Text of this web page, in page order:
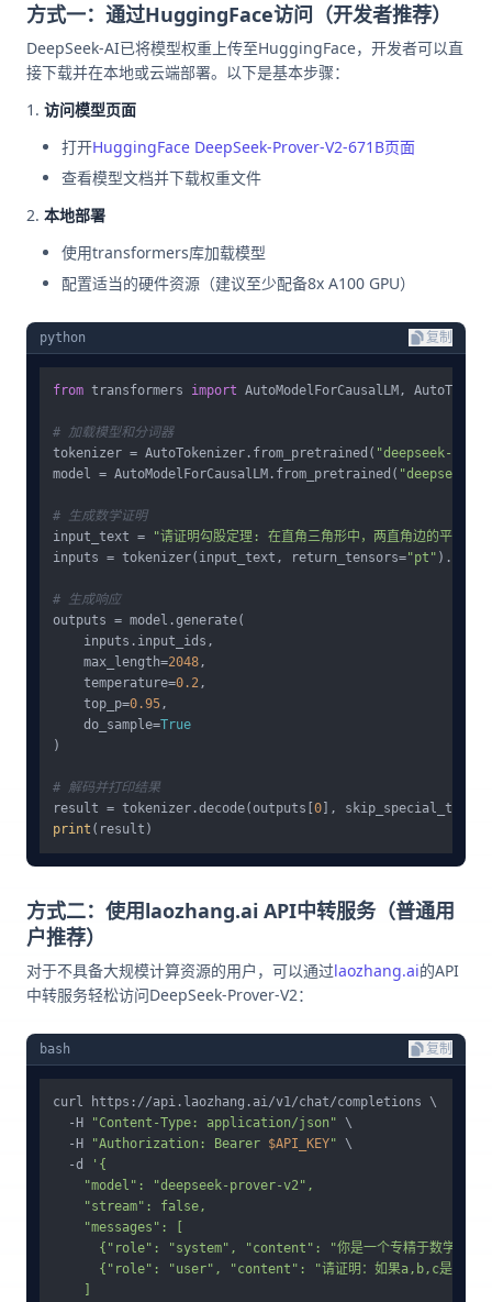
方式一：通过HuggingFace访问（开发者推荐）
DeepSeek-AI已将模型权重上传至HuggingFace，开发者可以直
接下载并在本地或云端部署。以下是基本步骤：
访问模型页面
打开HuggingFace DeepSeek-Prover-V2-671B页面
查看模型文档并下载权重文件
本地部署
使用transformers库加载模型
配置适当的硬件资源（建议至少配备8x A100 GPU）
python 复制
from transformers import AutoModelForCausalLM,
# 加载模型和分词器
tokenizer = AutoTokenizer.from_pretrained( "deepseek-ai/
model = AutoModelForCausalLM.from_pretrained( "deepseek-
# 生成数学证明
input_text =
"请证明勾股定理: 在直角三角形中，两直角边的平方和
inputs = tokenizer(input_text, return_tensors="pt" ).to(
# 生成响应
outputs = model.generate(
    inputs.input_ids,
    max_length=
2048,
    temperature=
0.2,
    top_p=
0.95,
    do_sample=
True
)
# 解码并打印结果
result = tokenizer.decode(outputs[ 0 ],
print
方式二：使用laozhang.ai API中转服务（普通用
户推荐）
对于不具备大规模计算资源的用户，可以通过laozhang.ai的API
中转服务轻松访问DeepSeek-Prover-V2：
bash 复制
curl https://api.laozhang.ai/v1/chat/completions \
  -H
"Content-Type: application/json" \
  -H
"Authorization: Bearer $API_KEY" \
  -d
'{
    "model": "deepseek-prover-v2",
    "stream": false,
    "messages": [
{"role": "system", "content": "你是一个专精于数学证明
{"role": "user", "content": "请证明：如果a,b,c是正整